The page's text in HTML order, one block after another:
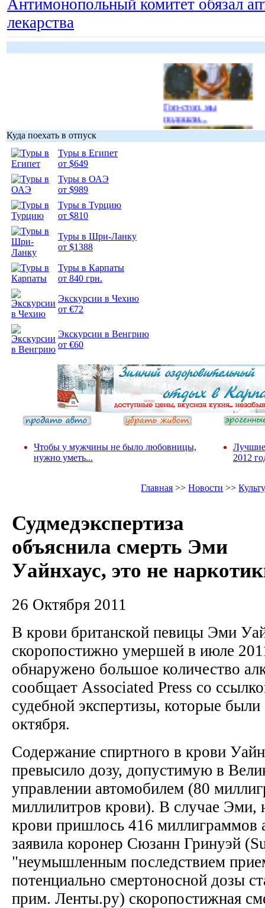
Антимонопольный комитет обязал
лекарства
Гоп-стоп, мы
подошли...
Куда поехать в отпуск
Туры в Египет
от $649
Туры в ОАЭ
от $989
Туры в Турцию
от $810
Туры в Шри-Ланку
от $1388
Туры в Карпаты
от 840 грн.
Экскурсии в Чехию
от €72
Экскурсии в Венгрию
от €60
Чтобы у мужчины не было любовницы,
нужно уметь...
Лучшие
2012
Главная >>Новости >>
Судмедэкспертиза
объяснила смерть Эми
Уайнхаус, это не
26 Октября 2011
В крови британской певицы Эми
скоропостижно умершей в июле
обнаружено большое количество
сообщает Associated Press со
судебной экспертизы, которые
октября.
Содержание спиртного в крови
превысило дозу, допустимую в
управлении автомобилем (80
миллилитров крови). В случае Эми,
крови пришлось 416 миллиграммов
заявила коронер Сюзанн Гринуэй
"неумышленным последствием
потенциально смертоносной дозы
прим. Ленты.ру) скоропостижная